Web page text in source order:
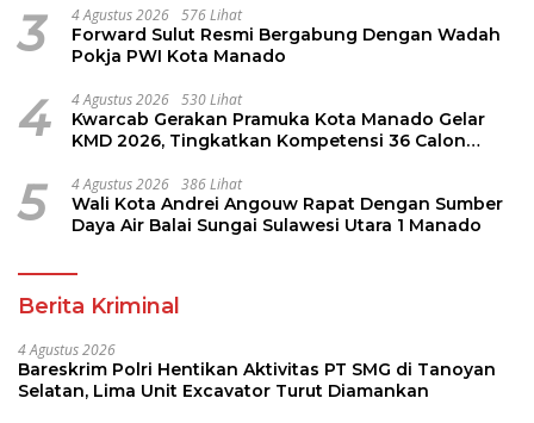
3 4 Agustus 2026 576 Lihat
Forward Sulut Resmi Bergabung Dengan Wadah
Pokja PWI Kota Manado
4 4 Agustus 2026 530 Lihat
Kwarcab Gerakan Pramuka Kota Manado Gelar
KMD 2026, Tingkatkan Kompetensi 36 Calon
5 4 Agustus 2026 386 Lihat
Wali Kota Andrei Angouw Rapat Dengan Sumber
Daya Air Balai Sungai Sulawesi Utara 1 Manado
Berita Kriminal
4 Agustus 2026
Bareskrim Polri Hentikan Aktivitas PT SMG di Tanoyan
Selatan, Lima Unit Excavator Turut Diamankan